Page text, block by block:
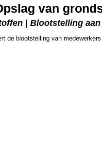
van
| Blootstelling
de blootstelling van